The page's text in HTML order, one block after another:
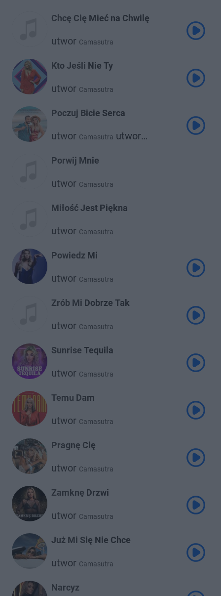
Chcę Cię Mieć na Chwilę
utwor Camasutra
Kto Jeśli Nie Ty
utwor Camasutra
Poczuj Bicie Serca
utwor Camasutra utwor
Porwij Mnie
utwor Camasutra
Miłość Jest Piękna
utwor Camasutra
Powiedz Mi
utwor Camasutra
Zrób Mi Dobrze Tak
utwor Camasutra
Sunrise Tequila
utwor Camasutra
Temu Dam
utwor Camasutra
Pragnę Cię
utwor Camasutra
Zamknę Drzwi
utwor Camasutra
Już Mi Się Nie Chce
utwor Camasutra
Narcyz